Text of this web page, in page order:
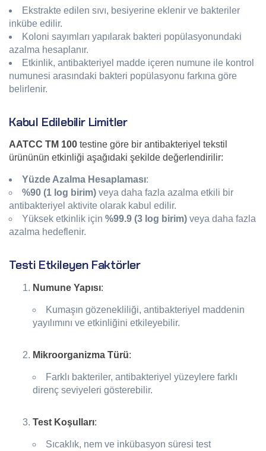
Ekstrakte edilen sıvı, besiyerine eklenir ve bakteriler
inkübe edilir.
Koloni sayımları yapılarak bakteri popülasyonundaki
azalma hesaplanır.
Etkinlik, antibakteriyel madde içeren numune ile kontrol
numunesi arasındaki bakteri popülasyonu farkına göre
belirlenir.
Kabul Edilebilir Limitler
AATCC TM 100 testine göre bir antibakteriyel tekstil
ürününün etkinliği aşağıdaki şekilde değerlendirilir:
Yüzde Azalma Hesaplaması:
%90 (1 log birim) veya daha fazla azalma etkili bir
antibakteriyel aktivite olarak kabul edilir.
Yüksek etkinlik için %99.9 (3 log birim) veya daha fazla
azalma hedeflenir.
Testi Etkileyen Faktörler
Numune Yapısı:
Kumaşın gözenekliliği, antibakteriyel maddenin
yayılımını ve etkinliğini etkileyebilir.
Mikroorganizma Türü:
Farklı bakteriler, antibakteriyel yüzeylere farklı
direnç seviyeleri gösterebilir.
Test Koşulları:
Sıcaklık, nem ve inkübasyon süresi test